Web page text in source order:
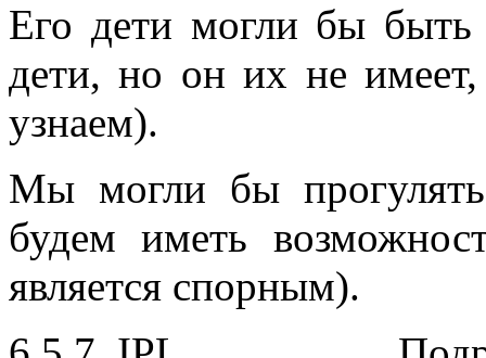
Его дети могли бы
дети, но он их не имеет,
узнаем).
Мы могли бы
будем иметь
является спорным).